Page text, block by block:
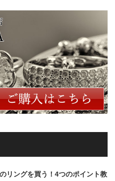
リングを買う！4つのポイント教